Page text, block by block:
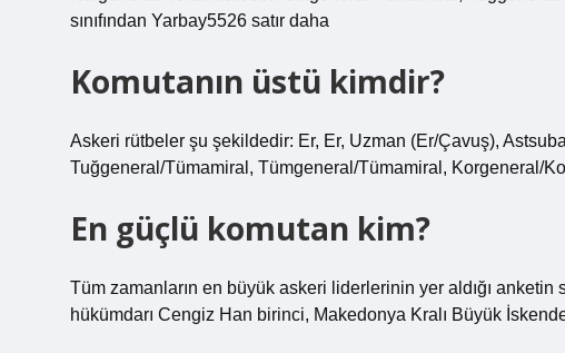
sınıfından Yarbay5526 satır daha
Komutanın üstü kimdir?
Askeri rütbeler şu şekildedir: Er, Er, Uzman (Er/Çavuş),
Tuğgeneral/Tümamiral, Tümgeneral/Tümamiral, Korgeneral/
En güçlü komutan kim?
Tüm zamanların en büyük askeri liderlerinin yer aldığı anketin
hükümdarı Cengiz Han birinci, Makedonya Kralı Büyük